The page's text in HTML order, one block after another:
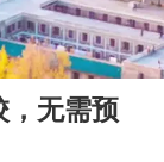
00:14
，无需预